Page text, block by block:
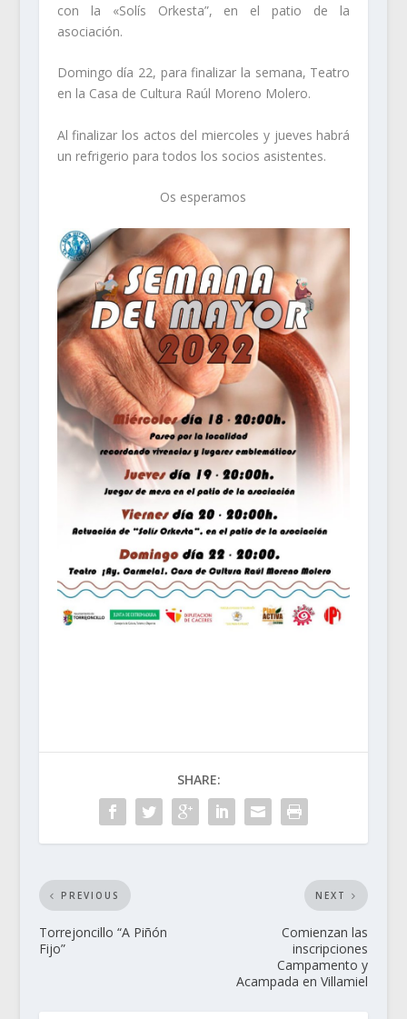
con la «Solís Orkesta”, en el patio de la
asociación.
Domingo día 22, para finalizar la semana, Teatro
en la Casa de Cultura Raúl Moreno Molero.
Al finalizar los actos del miercoles y jueves habrá
un refrigerio para todos los socios asistentes.
Os esperamos
SHARE:
PREVIOUS
Torrejoncillo “A Piñón
Fijo”
NEXT
Comienzan las
inscripciones
Campamento y
Acampada en Villamiel